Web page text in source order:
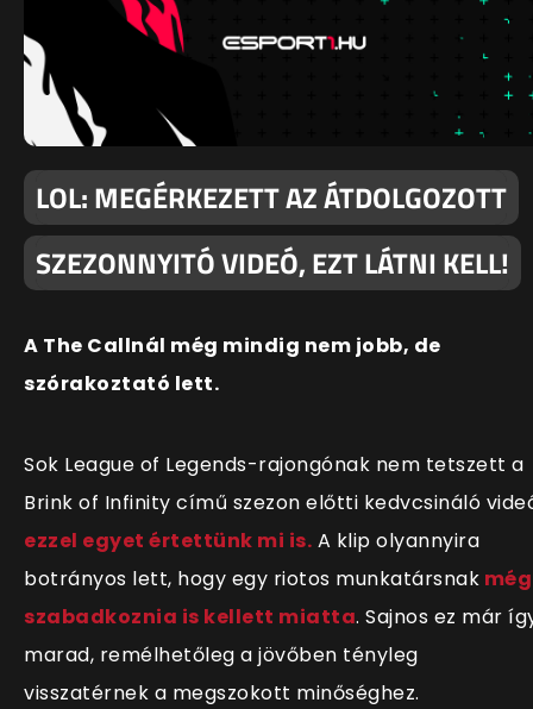
LOL: MEGÉRKEZETT AZ ÁTDOLGOZOTT
SZEZONNYITÓ VIDEÓ, EZT LÁTNI KELL!
A The Callnál még mindig nem jobb, de
szórakoztató lett.
Sok League of Legends-rajongónak nem tetszett a
Brink of Infinity című szezon előtti kedvcsináló
ezzel egyet értettünk mi is. A klip olyannyira
botrányos lett, hogy egy riotos munkatársnak még
szabadkoznia is kellett miatta. Sajnos ez már
marad, remélhetőleg a jövőben tényleg
visszatérnek a megszokott minőséghez.